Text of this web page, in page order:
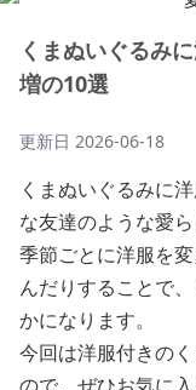
くまぬいぐるみ
増の10選
更新日 2026-06-18
くまぬいぐるみに
な友達のような愛ら
季節ごとに洋服を
んだりすることで
かになります。
今回は洋服付きの